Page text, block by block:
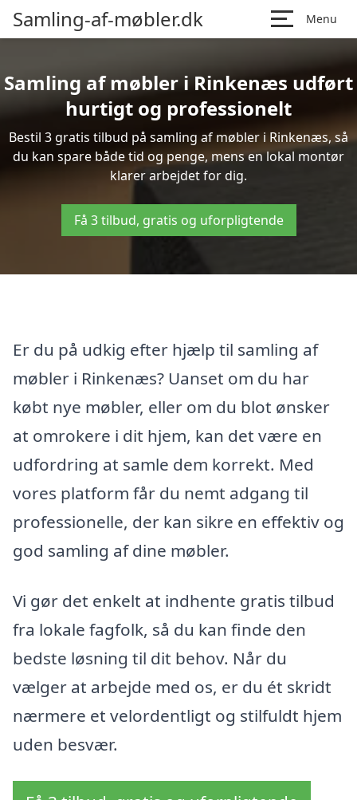
Samling-af-møbler.dk Menu
Samling af møbler i Rinkenæs udført
hurtigt og professionelt
Bestil 3 gratis tilbud på samling af møbler i Rinkenæs, så
du kan spare både tid og penge, mens en lokal montør
klarer arbejdet for dig.
Få 3 tilbud, gratis og uforpligtende
Er du på udkig efter hjælp til samling af
møbler i Rinkenæs? Uanset om du har
købt nye møbler, eller om du blot ønsker
at omrokere i dit hjem, kan det være en
udfordring at samle dem korrekt. Med
vores platform får du nemt adgang til
professionelle, der kan sikre en effektiv og
god samling af dine møbler.
Vi gør det enkelt at indhente gratis tilbud
fra lokale fagfolk, så du kan finde den
bedste løsning til dit behov. Når du
vælger at arbejde med os, er du ét skridt
nærmere et velordentligt og stilfuldt hjem
uden besvær.